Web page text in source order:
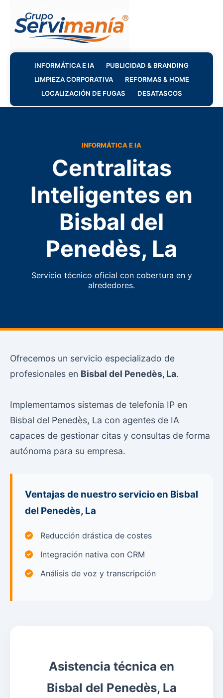
INFORMÁTICA E IA
PUBLICIDAD & BRANDING
LIMPIEZA CORPORATIVA
REFORMAS & HOME
LOCALIZACIÓN DE FUGAS
DESATASCOS
INFORMÁTICA E IA
Centralitas
Inteligentes en
Bisbal del
Penedès, La
Servicio técnico oficial con cobertura en y
alrededores.
Ofrecemos un servicio especializado de
profesionales en Bisbal del Penedès, La.
Implementamos sistemas de telefonía IP en
Bisbal del Penedès, La con agentes de IA
capaces de gestionar citas y consultas de forma
autónoma para su empresa.
Ventajas de nuestro servicio en Bisbal
del Penedès, La
Reducción drástica de costes
Integración nativa con CRM
Análisis de voz y transcripción
Asistencia técnica en
Bisbal del Penedès, La